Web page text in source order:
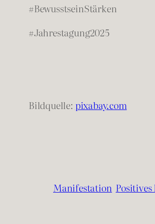
#BewusstseinStärken
#Jahrestagung2025
Bildquelle: pixabay.com
Manifestation